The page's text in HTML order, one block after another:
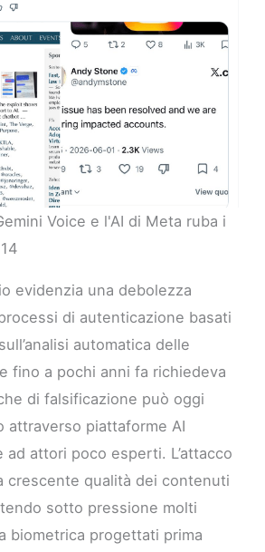
Voice e l'AI di Meta ruba i
evidenzia una debolezza
di autenticazione basati
automatica delle
fino a pochi anni fa richiedeva
di falsificazione può oggi
attraverso piattaforme AI
ad attori poco esperti. L’attacco
crescente qualità dei contenuti
sotto pressione molti
biometrica progettati prima